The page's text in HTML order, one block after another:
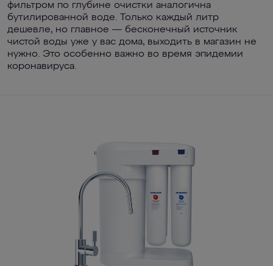
фильтром по глубине очистки аналогична
бутилированной воде. Только каждый литр
дешевле, но главное — бесконечный источник
чистой воды уже у вас дома, выходить в магазин не
нужно. Это особенно важно во время эпидемии
коронавируса.